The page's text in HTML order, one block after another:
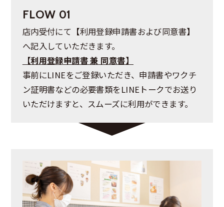
FLOW 01
店内受付にて【利用登録申請書および同意書】
へ記入していただきます。
【利用登録申請書 兼 同意書】
事前にLINEをご登録いただき、申請書やワクチ
ン証明書などの必要書類をLINEトークでお送り
いただけますと、スムーズに利用ができます。